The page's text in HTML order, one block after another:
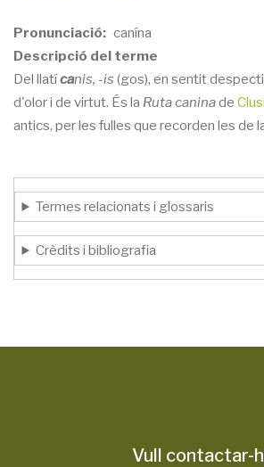
Pronunciació
canína
Descripció del terme
Del llatícanis, -is (gos), en sentit
d'olor i de virtut. És la Ruta caninade
antics, per les fulles que recorden les de
Termes relacionats i glossaris
Crèdits i bibliografia
Vull contactar-